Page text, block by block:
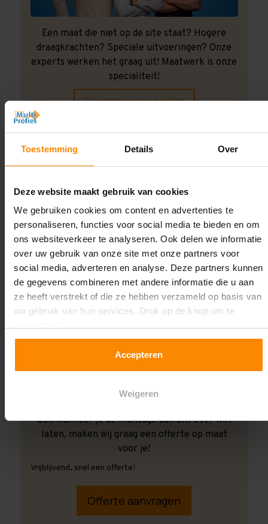
Toestemming Details Over
Deze website maakt gebruik van cookies
We gebruiken cookies om content en advertenties te
personaliseren, functies voor social media te bieden en om
ons websiteverkeer te analyseren. Ook delen we informatie
over uw gebruik van onze site met onze partners voor
social media, adverteren en analyse. Deze partners kunnen
de gegevens combineren met andere informatie die u aan
ze heeft verstrekt of die ze hebben verzameld op basis van
uw gebruik van hun services. Druk op de knop om te
Accepteren
Weigeren
Een maat die niet op de site staat? Hogere
draagkrachten? Speciale uitvoeringen? Onze
experts werken het graag uit! Maatwerk is onze
specialiteit!
Contact met specialist
Montage uitbesteden?
Ook wanneer je de montage aan ons over wilt
laten, maken wij graag een offerte op maat
voor je!
Vrijblijvend, snel een offerte!
Offerte aanvragen